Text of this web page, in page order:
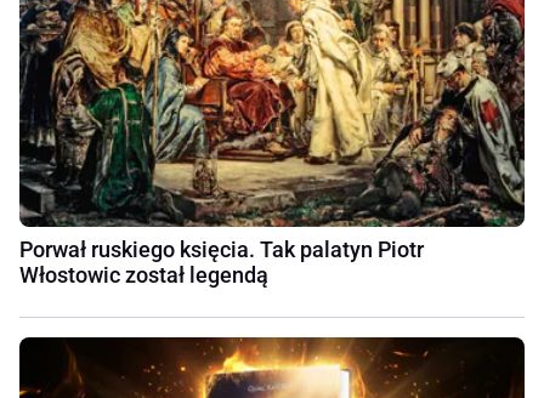
Porwał ruskiego księcia. Tak palatyn Piotr
Włostowic został legendą